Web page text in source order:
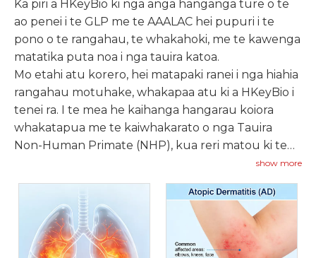
Ka piri a HKeyBio ki nga anga hanganga ture o te
ao penei i te GLP me te AAALAC hei pupuri i te
pono o te rangahau, te whakahoki, me te kawenga
matatika puta noa i nga tauira katoa.
Mo etahi atu korero, hei matapaki ranei i nga hiahia
rangahau motuhake, whakapaa atu ki a HKeyBio i
tenei ra. I te mea he kaihanga hangarau koiora
whakatapua me te kaiwhakarato o nga Tauira
Non-Human Primate (NHP), kua reri matou ki te
tautoko i to waahanga o muri o te kitenga rongoa
koiora.
show more